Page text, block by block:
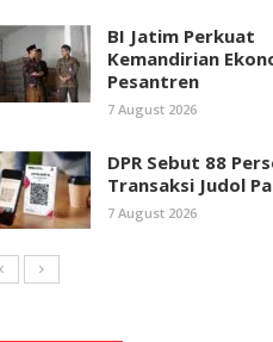
BI Jatim Perkuat
Kemandirian
Pesantren
7 August 2026
DPR Sebut 88
Transaksi Judol
7 August 2026